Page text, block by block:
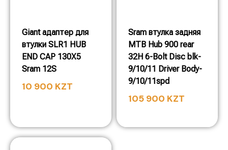
Giant адаптер для
втулки SLR1 HUB
END CAP 130X5
Sram 12S
10 900 KZT
Sram втулка задняя
MTB Hub 900 rear
32H 6-Bolt Disc blk-
9/10/11 Driver Body-
9/10/11spd
105 900 KZT